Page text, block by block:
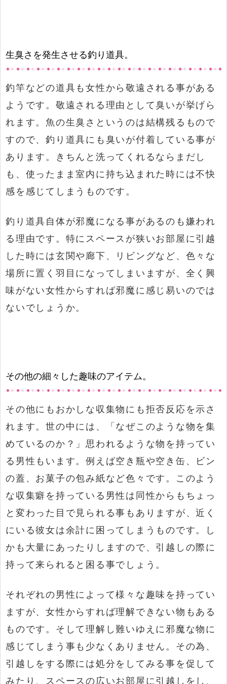
生臭さを発生させる釣り道具。
釣竿などの道具も女性から敬遠される事がある
ようです。敬遠される理由として臭いが挙げら
れます。魚の生臭さというのは結構残るもので
すので、釣り道具にも臭いが付着している事が
あります。きちんと洗ってくれるならまだし
も、使ったまま室内に持ち込まれた時には不快
感を感じてしまうものです。
釣り道具自体が邪魔になる事があるのも嫌われ
る理由です。特にスペースが狭いお部屋に引越
した時には玄関や廊下、リビングなど、色々な
場所に置く羽目になってしまいますが、全く興
味がない女性からすれば邪魔に感じ易いのでは
ないでしょうか。
その他の細々した趣味のアイテム。
その他にもおかしな収集物にも拒否反応を示さ
れます。世の中には、「なぜこのような物を集
めているのか？」思われるような物を持ってい
る男性もいます。例えば空き瓶や空き缶、ビン
の蓋、お菓子の包み紙など色々です。このよう
な収集癖を持っている男性は同性からもちょっ
と変わった目で見られる事もありますが、近く
にいる彼女は余計に困ってしまうものです。し
かも大量にあったりしますので、引越しの際に
持って来られると困る事でしょう。
それぞれの男性によって様々な趣味を持ってい
ますが、女性からすれば理解できない物もある
ものです。そして理解し難いゆえに邪魔な物に
感じてしまう事も少なくありません。その為、
引越しをする際には処分をしてみる事を促して
みたり、スペースの広いお部屋に引越しをし、